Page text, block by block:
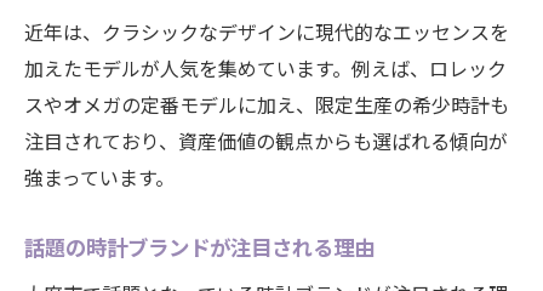
近年は、クラシックなデザインに現代的なエッセンスを
加えたモデルが人気を集めています。例えば、ロレック
スやオメガの定番モデルに加え、限定生産の希少時計も
注目されており、資産価値の観点からも選ばれる傾向が
強まっています。
話題の時計ブランドが注目される理由